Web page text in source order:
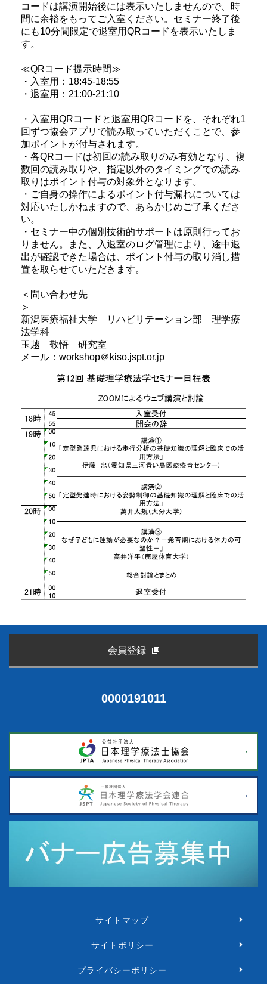
コードは講演開始後には表示いたしませんので、時
間に余裕をもってご入室ください。セミナー終了後
にも10分間限定で退室用QRコードを表示いたしま
す。
≪QRコード提示時間≫
・入室用：18:45-18:55
・退室用：21:00-21:10
・入室用QRコードと退室用QRコードを、それぞれ1
回ずつ協会アプリで読み取っていただくことで、参
加ポイントが付与されます。
・各QRコードは初回の読み取りのみ有効となり、複
数回の読み取りや、指定以外のタイミングでの読み
取りはポイント付与の対象外となります。
・ご自身の操作によるポイント付与漏れについては
対応いたしかねますので、あらかじめご了承くださ
い。
・セミナー中の個別技術的サポートは原則行ってお
りません。また、入退室のログ管理により、途中退
出が確認できた場合は、ポイント付与の取り消し措
置を取らせていただきます。
＜問い合わせ先
＞
新潟医療福祉大学 リハビリテーション部 理学療
法学科
玉越 敬悟 研究室
メール：workshop＠kiso.jspt.or.jp
会員登録
0000191011
サイトマップ
サイトポリシー
プライバシーポリシー